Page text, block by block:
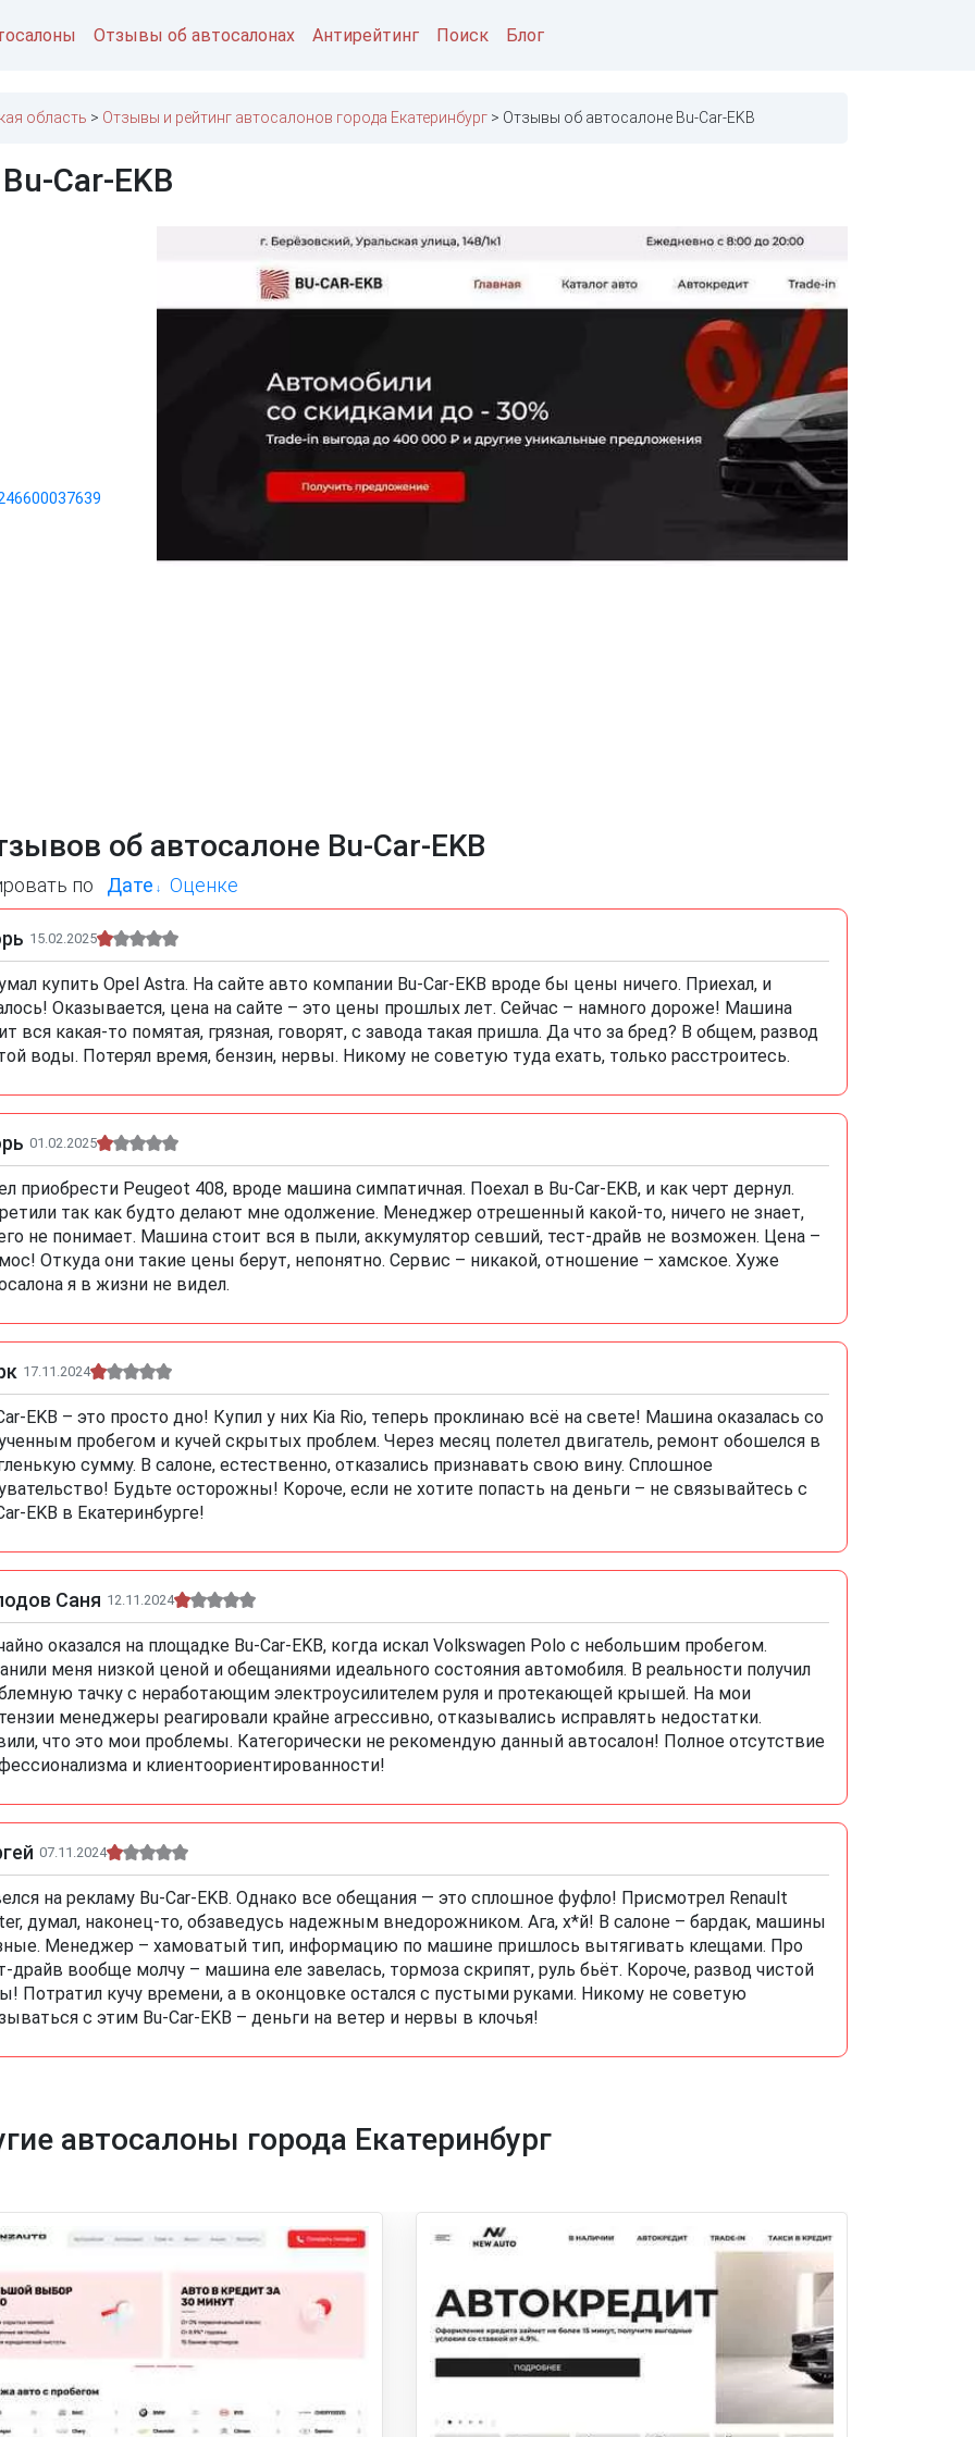
Отзывы об автосалонах Антирейтинг Поиск Блог
область Отзывы и рейтинг автосалонов города Екатеринбург Отзывы об автосалоне Bu-Car-EKB
Car-EKB
об автосалоне Bu-Car-EKB
по Дате Оценке
15.02.2025
купить Opel Astra. На сайте авто компании Bu-Car-EKB вроде бы цены ничего. Приехал, и
Оказывается, цена на сайте – это цены прошлых лет. Сейчас – намного дороже! Машина
вся какая-то помятая, грязная, говорят, с завода такая пришла. Да что за бред? В общем, развод
воды. Потерял время, бензин, нервы. Никому не советую туда ехать, только расстроитесь.
01.02.2025
приобрести Peugeot 408, вроде машина симпатичная. Поехал в Bu-Car-EKB, и как черт дернул.
так как будто делают мне одолжение. Менеджер отрешенный какой-то, ничего не знает,
не понимает. Машина стоит вся в пыли, аккумулятор севший, тест-драйв не возможен. Цена –
Откуда они такие цены берут, непонятно. Сервис – никакой, отношение – хамское. Хуже
я в жизни не видел.
17.11.2024
EKB – это просто дно! Купил у них Kia Rio, теперь проклинаю всё на свете! Машина оказалась со
пробегом и кучей скрытых проблем. Через месяц полетел двигатель, ремонт обошелся в
сумму. В салоне, естественно, отказались признавать свою вину. Сплошное
Будьте осторожны! Короче, если не хотите попасть на деньги – не связывайтесь с
EKB в Екатеринбурге!
Саня 12.11.2024
оказался на площадке Bu-Car-EKB, когда искал Volkswagen Polo с небольшим пробегом.
меня низкой ценой и обещаниями идеального состояния автомобиля. В реальности получил
тачку с неработающим электроусилителем руля и протекающей крышей. На мои
менеджеры реагировали крайне агрессивно, отказывались исправлять недостатки.
что это мои проблемы. Категорически не рекомендую данный автосалон! Полное отсутствие
и клиентоориентированности!
07.11.2024
на рекламу Bu-Car-EKB. Однако все обещания — это сплошное фуфло! Присмотрел Renault
думал, наконец-то, обзаведусь надежным внедорожником. Ага, х*й! В салоне – бардак, машины
Менеджер – хамоватый тип, информацию по машине пришлось вытягивать клещами. Про
драйв вообще молчу – машина еле завелась, тормоза скрипят, руль бьёт. Короче, развод чистой
Потратил кучу времени, а в оконцовке остался с пустыми руками. Никому не советую
с этим Bu-Car-EKB – деньги на ветер и нервы в клочья!
автосалоны города Екатеринбург